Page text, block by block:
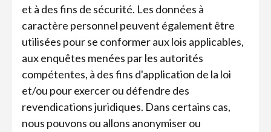
et à des fins de sécurité. Les données à
caractère personnel peuvent également être
utilisées pour se conformer aux lois applicables,
aux enquêtes menées par les autorités
compétentes, à des fins d'application de la loi
et/ou pour exercer ou défendre des
revendications juridiques. Dans certains cas,
nous pouvons ou allons anonymiser ou